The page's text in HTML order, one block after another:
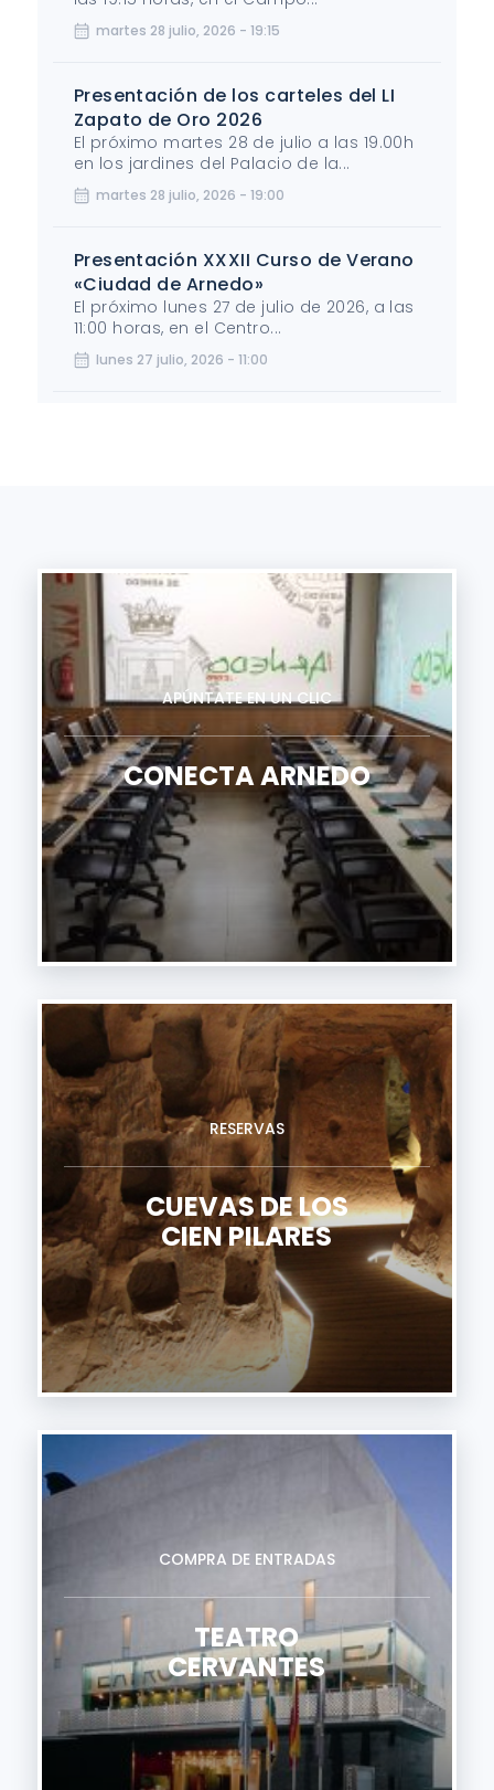
martes 28 julio, 2026 - 19:15
Presentación de los carteles del LI
Zapato de Oro 2026
El próximo martes 28 de julio a las 19.00h
en los jardines del Palacio de la...
martes 28 julio, 2026 - 19:00
Presentación XXXII Curso de Verano
«Ciudad de Arnedo»
El próximo lunes 27 de julio de 2026, a las
11:00 horas, en el Centro...
lunes 27 julio, 2026 - 11:00
APÚNTATE EN UN CLIC
CONECTA ARNEDO
RESERVAS
CUEVAS DE LOS
CIEN PILARES
COMPRA DE ENTRADAS
TEATRO
CERVANTES